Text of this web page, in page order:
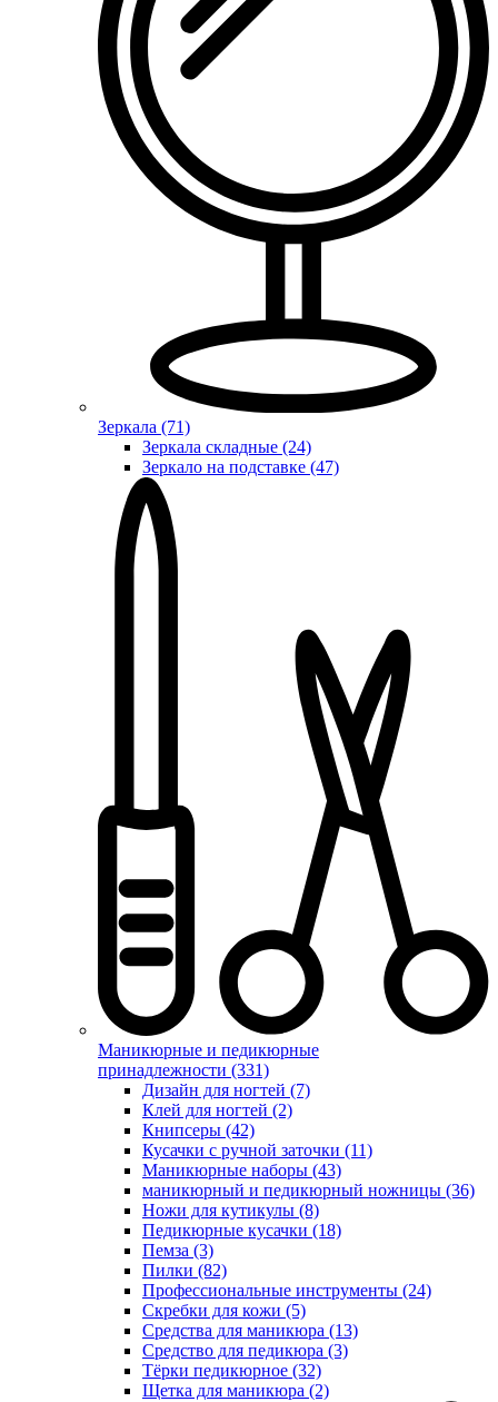
Зеркала (71)
Зеркала складные (24)
Зеркало на подставке (47)
Маникюрные и педикюрные
принадлежности (331)
Дизайн для ногтей (7)
Клей для ногтей (2)
Книпсеры (42)
Кусачки с ручной заточки (11)
Маникюрные наборы (43)
маникюрный и педикюрный ножницы (36)
Ножи для кутикулы (8)
Педикюрные кусачки (18)
Пемза (3)
Пилки (82)
Профессиональные инструменты (24)
Скребки для кожи (5)
Средства для маникюра (13)
Средство для педикюра (3)
Тёрки педикюрное (32)
Щетка для маникюра (2)